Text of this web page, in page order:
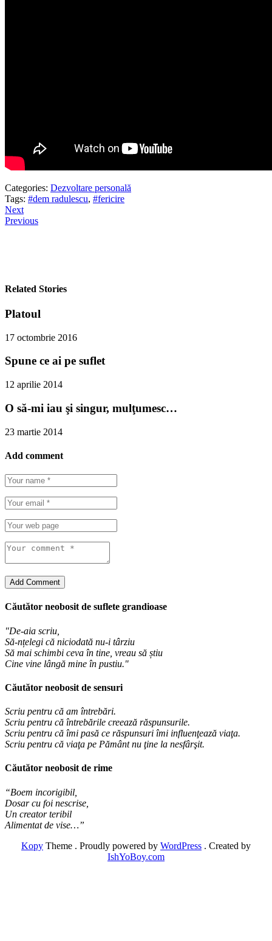
Categories: Dezvoltare personală
Tags: #dem radulescu, #fericire
Next
Previous
Related Stories
Platoul
17 octombrie 2016
Spune ce ai pe suflet
12 aprilie 2014
O să-mi iau şi singur, mulţumesc…
23 martie 2014
Add comment
Add Comment
Căutător neobosit de suflete grandioase
"De-aia scriu,
Să-nțelegi că niciodată nu-i târziu
Să mai schimbi ceva în tine, vreau să știu
Cine vine lângă mine în pustiu."
Căutător neobosit de sensuri
Scriu pentru că am întrebări.
Scriu pentru că întrebările creează răspunsurile.
Scriu pentru că îmi pasă ce răspunsuri îmi influenţează viaţa.
Scriu pentru că viaţa pe Pământ nu ţine la nesfârşit.
Căutător neobosit de rime
“Boem incorigibil,
Dosar cu foi nescrise,
Un creator teribil
Alimentat de vise…”
Kopy Theme . Proudly powered by WordPress . Created by
IshYoBoy.com